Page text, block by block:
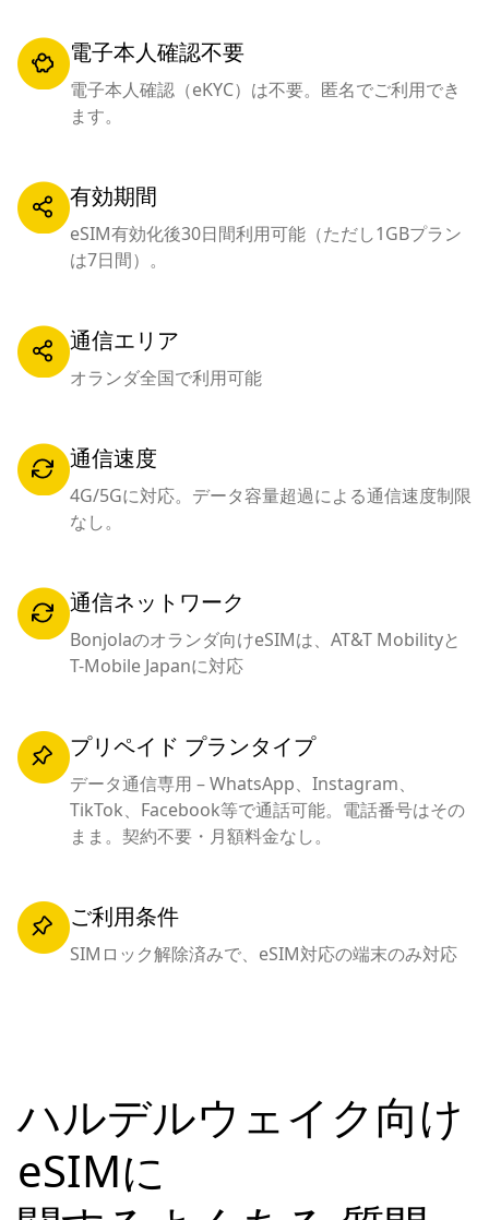
電子本人確認不要
電子本人確認（eKYC）は不要。匿名でご利用でき
ます。
有効期間
eSIM有効化後30日間利用可能（ただし1GBプラン
は7日間）。
通信エリア
オランダ全国で利用可能
通信速度
4G/5Gに対応。データ容量超過による通信速度制限
なし。
通信ネットワーク
Bonjolaのオランダ向けeSIMは、AT&T Mobilityと
T-Mobile Japanに対応
プリペイド プランタイプ
データ通信専用 – WhatsApp、Instagram、
TikTok、Facebook等で通話可能。電話番号はその
まま。契約不要・月額料金なし。
ご利用条件
SIMロック解除済みで、eSIM対応の端末のみ対応
ハルデルウェイク向け
eSIMに